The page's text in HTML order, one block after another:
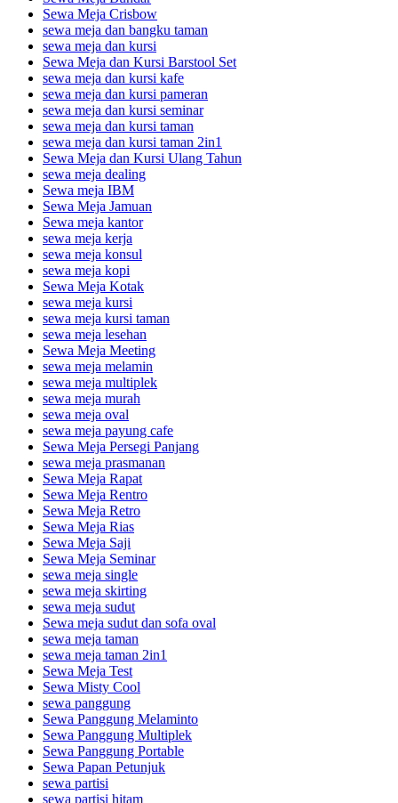
Sewa Meja Crisbow
sewa meja dan bangku taman
sewa meja dan kursi
Sewa Meja dan Kursi Barstool Set
sewa meja dan kursi kafe
sewa meja dan kursi pameran
sewa meja dan kursi seminar
sewa meja dan kursi taman
sewa meja dan kursi taman 2in1
Sewa Meja dan Kursi Ulang Tahun
sewa meja dealing
Sewa meja IBM
Sewa Meja Jamuan
Sewa meja kantor
sewa meja kerja
sewa meja konsul
sewa meja kopi
Sewa Meja Kotak
sewa meja kursi
sewa meja kursi taman
sewa meja lesehan
Sewa Meja Meeting
sewa meja melamin
sewa meja multiplek
sewa meja murah
sewa meja oval
sewa meja payung cafe
Sewa Meja Persegi Panjang
sewa meja prasmanan
Sewa Meja Rapat
Sewa Meja Rentro
Sewa Meja Retro
Sewa Meja Rias
Sewa Meja Saji
Sewa Meja Seminar
sewa meja single
sewa meja skirting
sewa meja sudut
Sewa meja sudut dan sofa oval
sewa meja taman
sewa meja taman 2in1
Sewa Meja Test
Sewa Misty Cool
sewa panggung
Sewa Panggung Melaminto
Sewa Panggung Multiplek
Sewa Panggung Portable
Sewa Papan Petunjuk
sewa partisi
sewa partisi hitam